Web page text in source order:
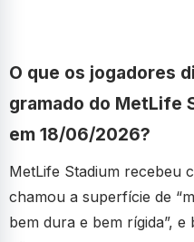
O que os jogadores
gramado do MetLife
em 18/06/2026?
MetLife Stadium recebeu
chamou a superfície de
bem dura e bem rígida”,